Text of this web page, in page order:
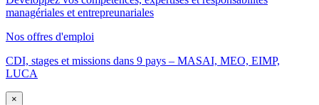
managériales et entrepreunariales
Nos offres d'emploi
CDI, stages et missions dans 9 pays – MASAI, MEO, EIMP,
LUCA
×